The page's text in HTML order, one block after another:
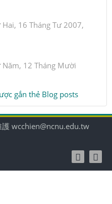
16 Tháng Tư 2007,
12 Tháng Mười
gắn thẻ Blog posts
wcchien@ncnu.edu.tw